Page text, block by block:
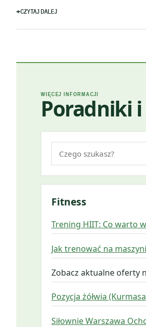
CZYTAJ DALEJ
WIĘCEJ INFORMACJI
Poradniki
Fitness
Trening HIIT: Co warto
Jak trenować na
Zobacz aktualne oferty
Pozycja żółwia
Siłownie Warszawa